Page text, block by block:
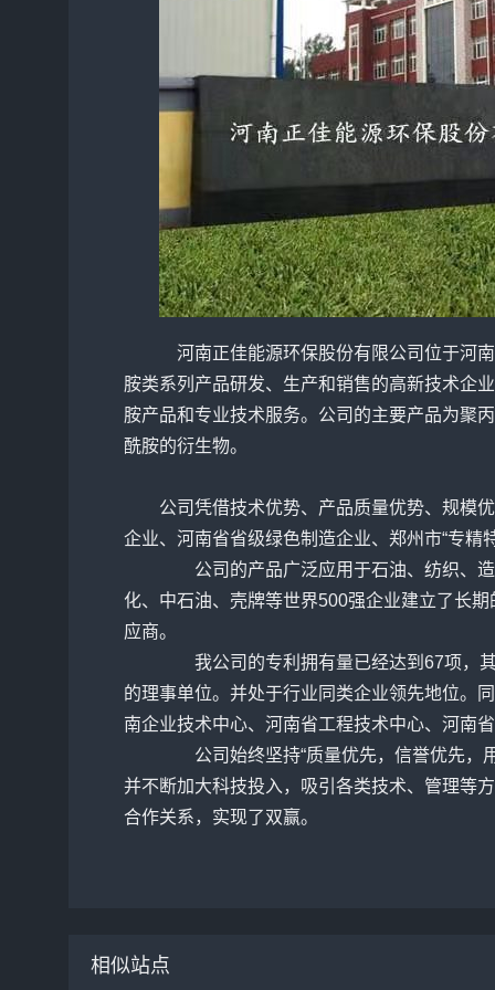
河南正佳能源环保股份有限公司位于河
胺类系列产品研发、生产和销售的高新技术企
胺产品和专业技术服务。公司的主要产品为聚
酰胺的衍生物。
公司凭借技术优势、产品质量优势、规模
企业、河南省省级绿色制造企业、郑州市“专精
公司的产品广泛应用于石油、纺织、造
化、中石油、壳牌等世界500强企业建立了长
应商。
我公司的专利拥有量已经达到67项，其
的理事单位。并处于行业同类企业领先地位。
南企业技术中心、河南省工程技术中心、河南
公司始终坚持“质量优先，信誉优先，用
并不断加大科技投入，吸引各类技术、管理等
合作关系，实现了双赢。
相似站点